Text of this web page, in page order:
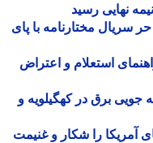
نهایی رسید
مختارنامه با پای
استعلام و اعتراض
برق در کهگیلویه و
را شکار و غنیمت